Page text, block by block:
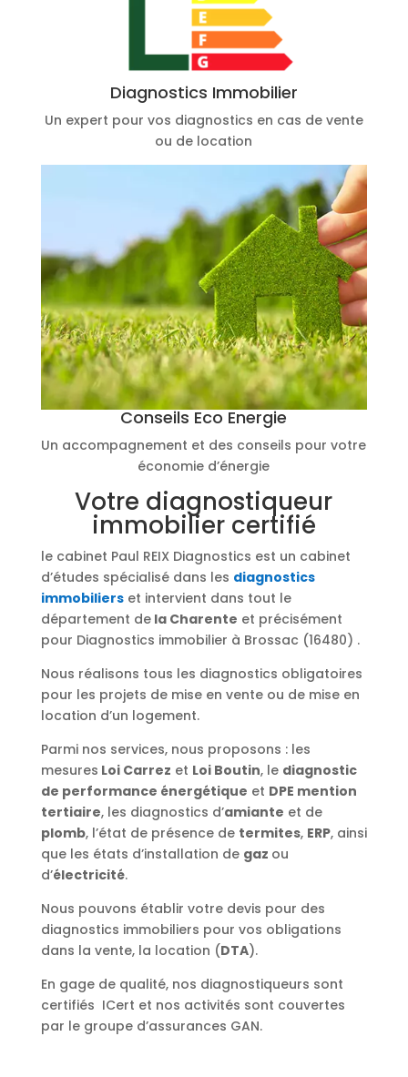
Diagnostics Immobilier
Un expert pour vos diagnostics en cas de vente
ou de location
Conseils Eco Energie
Un accompagnement et des conseils pour votre
économie d’énergie
Votre diagnostiqueur
immobilier certifié
le cabinet Paul REIX Diagnostics est un cabinet
d’études spécialisé dans les diagnostics
immobilierset intervient dans tout le
département dela Charente et précisément
pour Diagnostics immobilier à Brossac (16480) .
Nous réalisons tous les diagnostics obligatoires
pour les projets de mise en vente ou de mise en
location d’un logement.
Parmi nos services, nous proposons : les
mesures Loi Carrez et Loi Boutin, le diagnostic
de performance énergétique et DPE mention
tertiaire, les diagnostics d’amiante et de
plomb, l’état de présence de termites, ERP, ainsi
que les états d’installation de gaz ou
d’électricité.
Nous pouvons établir votre devis pour des
diagnostics immobiliers pour vos obligations
dans la vente, la location (DTA).
En gage de qualité, nos diagnostiqueurs sont
certifiés ICert et nos activités sont couvertes
par le groupe d’assurances GAN.